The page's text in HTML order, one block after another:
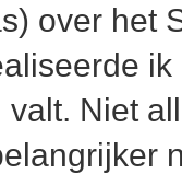
over het
Niet